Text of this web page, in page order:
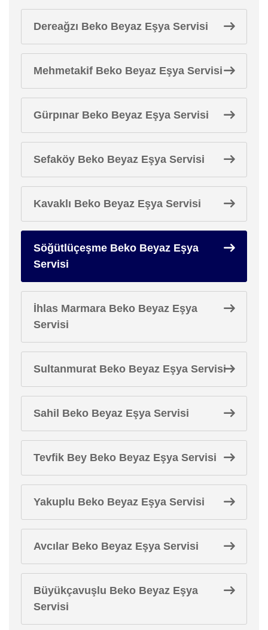
Dereağzı Beko Beyaz Eşya Servisi
Mehmetakif Beko Beyaz Eşya Servisi
Gürpınar Beko Beyaz Eşya Servisi
Sefaköy Beko Beyaz Eşya Servisi
Kavaklı Beko Beyaz Eşya Servisi
Söğütlüçeşme Beko Beyaz Eşya
Servisi
İhlas Marmara Beko Beyaz Eşya
Servisi
Sultanmurat Beko Beyaz Eşya Servisi
Sahil Beko Beyaz Eşya Servisi
Tevfik Bey Beko Beyaz Eşya Servisi
Yakuplu Beko Beyaz Eşya Servisi
Avcılar Beko Beyaz Eşya Servisi
Büyükçavuşlu Beko Beyaz Eşya
Servisi